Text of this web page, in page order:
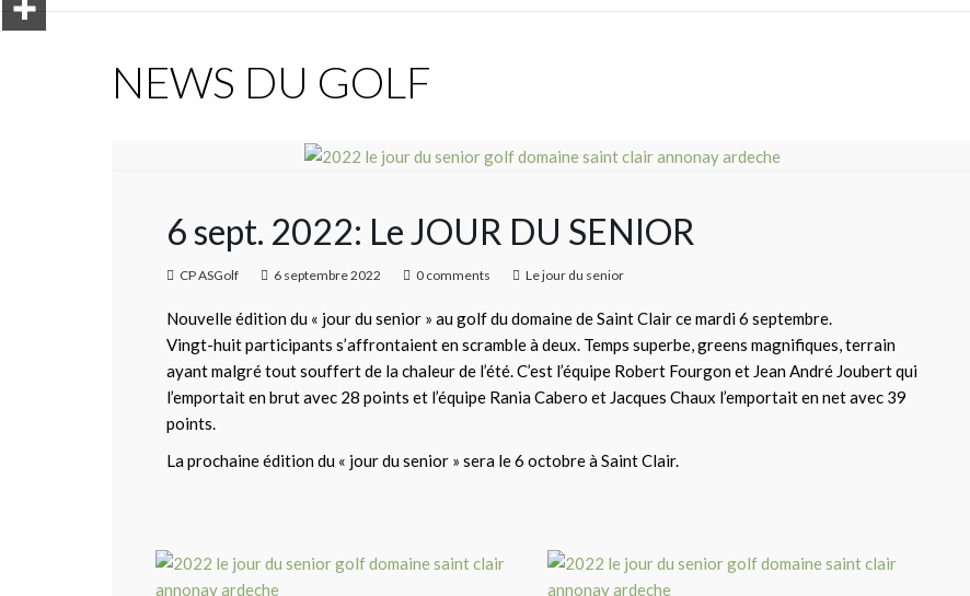
NEWS DU GOLF
6 sept. 2022: Le JOUR DU SENIOR
CP ASGolf 6 septembre 2022 0 comments Le jour du senior
Nouvelle édition du « jour du senior » au golf du domaine de Saint Clair ce mardi 6 septembre.
Vingt-huit participants s’affrontaient en scramble à deux. Temps superbe, greens magnifiques, terrain
ayant malgré tout souffert de la chaleur de l’été. C’est l’équipe Robert Fourgon et Jean André Joubert qui
l’emportait en brut avec 28 points et l’équipe Rania Cabero et Jacques Chaux l’emportait en net avec 39
points.
La prochaine édition du « jour du senior » sera le 6 octobre à Saint Clair.